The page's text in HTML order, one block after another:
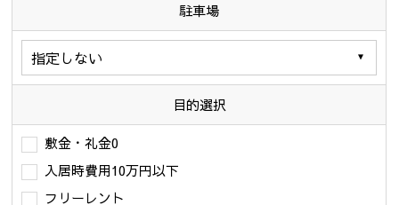
駐車場
目的選択
敷金・礼金0
入居時費用10万円以下
フリーレント